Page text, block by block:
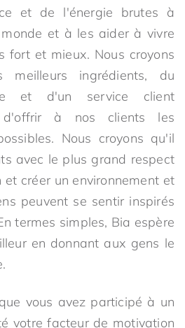
et de l'énergie brutes à
et à les aider à vivre
fort et mieux. Nous croyons
meilleurs ingrédients, du
et d'un service client
d'offrir à nos clients les
Nous croyons qu'il
avec le plus grand respect
créer un environnement et
peuvent se sentir inspirés
termes simples, Bia espère
en donnant aux gens le
vous avez participé à un
votre facteur de motivation